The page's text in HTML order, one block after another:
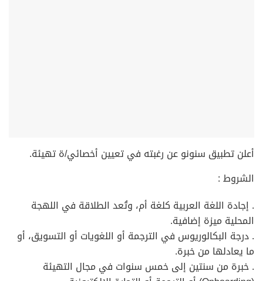
أعلن تطبيق سنونو عن رغبته في تعيين أخصائي/ة تهيئة.
الشروط :
. إجادة اللغة العربية كلغة أم، وتُعد الطلاقة في اللهجة
المحلية ميزة إضافية.
. درجة البكالوريوس في الترجمة أو اللغويات أو التسويق، أو
ما يعادلها من خبرة.
. خبرة من سنتين إلى خمس سنوات في مجال التهيئة